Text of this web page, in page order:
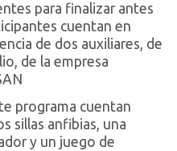
para finalizar antes
cuentan en
de dos auxiliares, de
de la empresa
programa cuentan
sillas anfibias, una
y un juego de